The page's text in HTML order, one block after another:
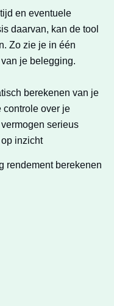
en eventuele
daarvan, kan de tool
Zo zie je in één
je belegging.
berekenen van je
controle over je
serieus
inzicht